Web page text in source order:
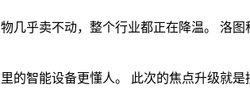
乎卖不动，整个行业都正在降温。 洛图
智能设备更懂人。 此次的焦点升级就是